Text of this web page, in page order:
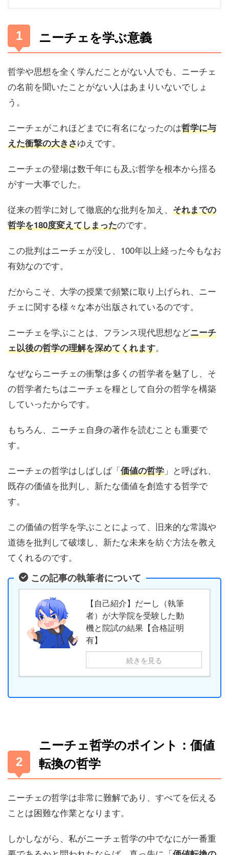
ニーチェを学ぶ意義
哲学や思想を全く学んだことがない人でも、ニーチェ
の名前を聞いたことがない人はあまりいないでしょ
う。
ニーチェがこれほどまでに有名になったのは哲学に与
えた衝撃の大きさゆえです。
ニーチェの登場は数千年にも及ぶ哲学を根本から揺る
がす一大事でした。
従来の哲学に対して徹底的な批判を加え、 それまでの
哲学を180度変えてしまったのです。
この批判はニーチェが没し、100年以上経った今もなお
有効なのです。
だからこそ、大学の授業で頻繁に取り上げられ、ニー
チェに関する様々な本が出版されているのです。
ニーチェを学ぶことは、フランス現代思想などニーチ
ェ以後の哲学の理解を深めてくれます。
なぜならニーチェの衝撃は多くの哲学者を魅了し、そ
の哲学者たちはニーチェを糧として自分の哲学を構築
していったからです。
もちろん、ニーチェ自身の著作を読むことも重要で
す。
ニーチェの哲学はしばしば「価値の哲学 」と呼ばれ、
既存の価値を批判し、新たな価値を創造する哲学で
す。
この価値の哲学を学ぶことによって、旧来的な常識や
道徳を批判して破壊し、新たな未来を紡ぐ方法を教え
てくれるのです。
この記事の執筆者について
【自己紹介】だーし（執筆
者）が大学院を受験した動
機と院試の結果【合格証明
有】
続きを見る
ニーチェ哲学のポイント：価値
転換の哲学
ニーチェの哲学は非常に難解であり、すべてを伝える
ことは困難な作業となります。
しかしながら、私がニーチェ哲学の中でなにが一番重